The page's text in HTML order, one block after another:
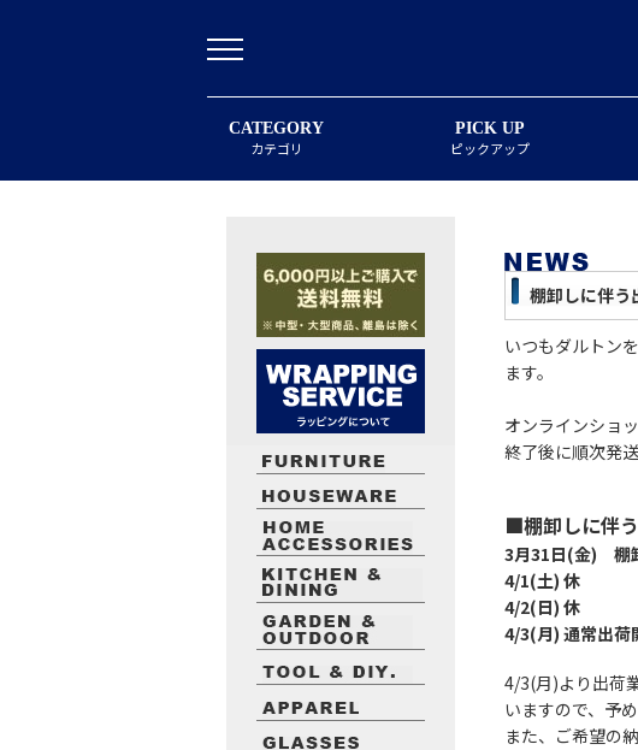
CATEGORY
カテゴリ
PICK UP
ピックアップ
棚卸しに伴う
いつもダルトン
ます。
オンラインショ
終了後に順次発
■棚卸しに伴
3月31日(金) 棚
4/1(土) 休
4/2(日) 休
4/3(月) 通常出荷
4/3(月)より出荷
いますので、予
また、ご希望の